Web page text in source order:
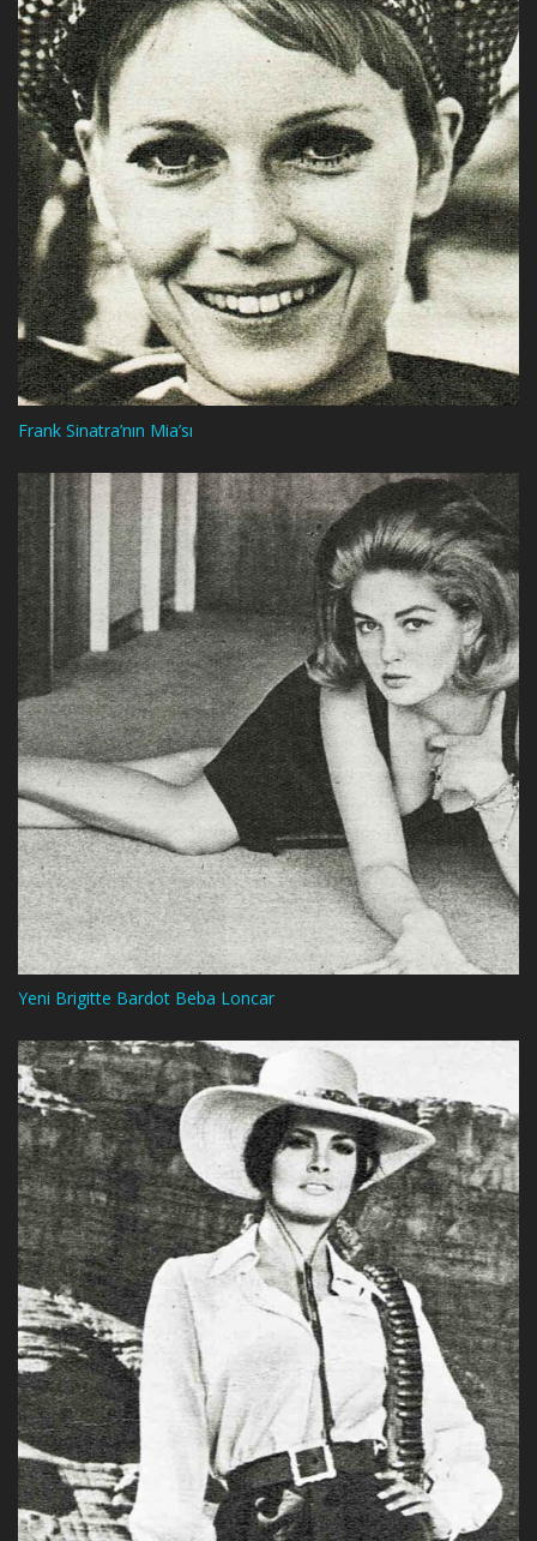
Frank Sinatra’nın Mia’sı
Yeni Brigitte Bardot Beba Loncar